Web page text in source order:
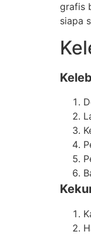
grafis
siapa